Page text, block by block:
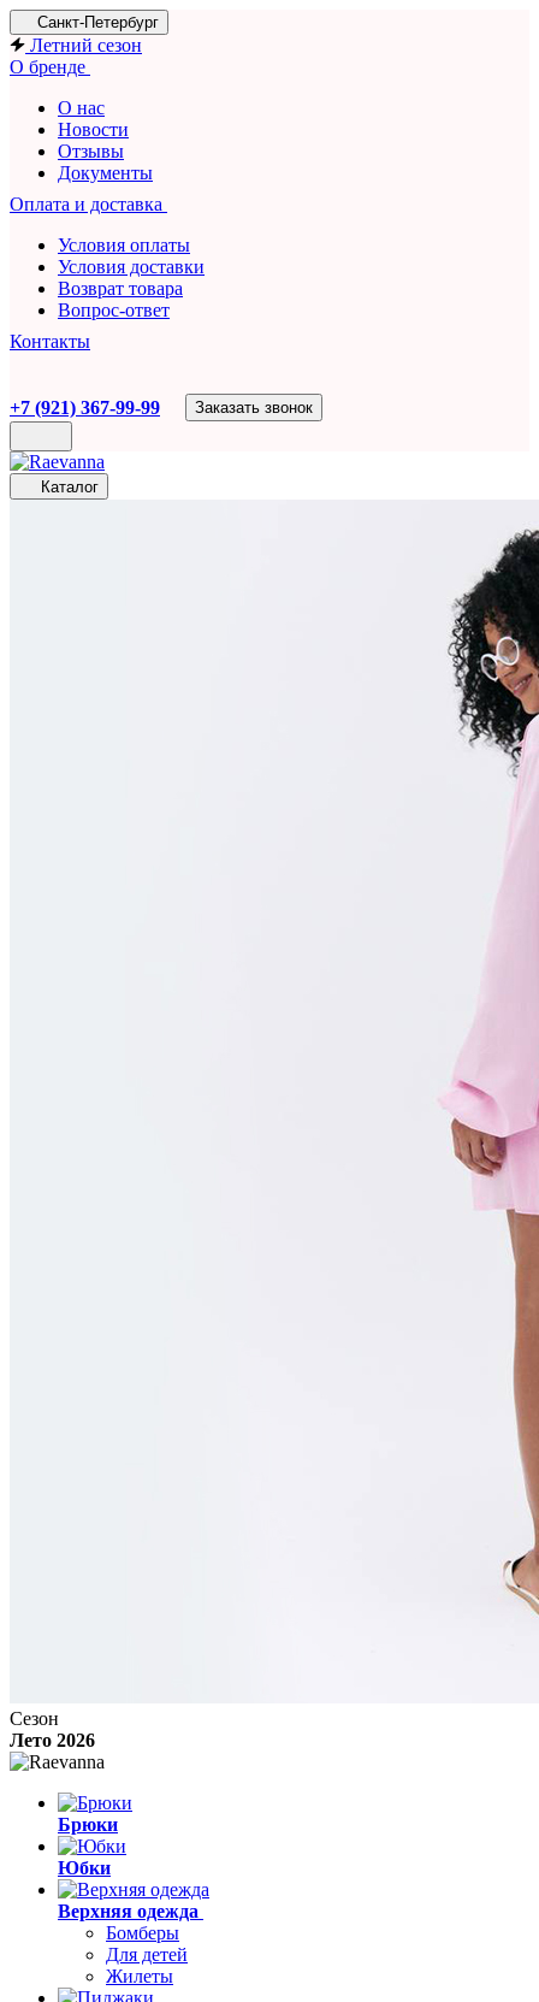
Санкт-Петербург
Летний сезон
О бренде
О нас
Новости
Отзывы
Документы
Оплата и доставка
Условия оплаты
Условия доставки
Возврат товара
Вопрос-ответ
Контакты
+7 (921) 367-99-99 Заказать звонок
Каталог
Сезон
Лето 2026
Брюки
Юбки
Верхняя одежда
Бомберы
Для детей
Жилеты